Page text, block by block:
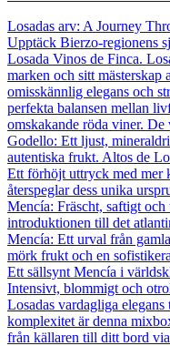
Losadas arv: A Journey
Upptäck Bierzo-regionens
Losada Vinos de Finca.
marken och sitt mästerskap
omisskännlig elegans och
perfekta balansen mellan
omskakande röda viner.
Godello: Ett ljust,
autentiska frukt. Altos de
Ett förhöjt uttryck med mer
återspeglar dess unika
Mencía: Fräscht, saftigt
introduktionen till det
Mencía: Ett urval från
mörk frukt och en
Ett sällsynt Mencía i
Intensivt, blommigt och
Losadas vardagliga
komplexitet är denna
från källaren till ditt bord